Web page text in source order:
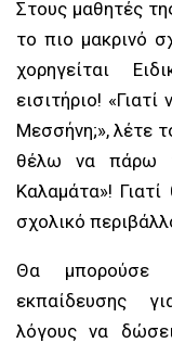
Στους μαθητές
το πιο μακρινό
χορηγείται
εισιτήριο!
Μεσσήνη;», λέτε
θέλω να πάρω
Καλαμάτα»!
σχολικό
Θα μπορούσε ο
εκπαίδευσης
λόγους να